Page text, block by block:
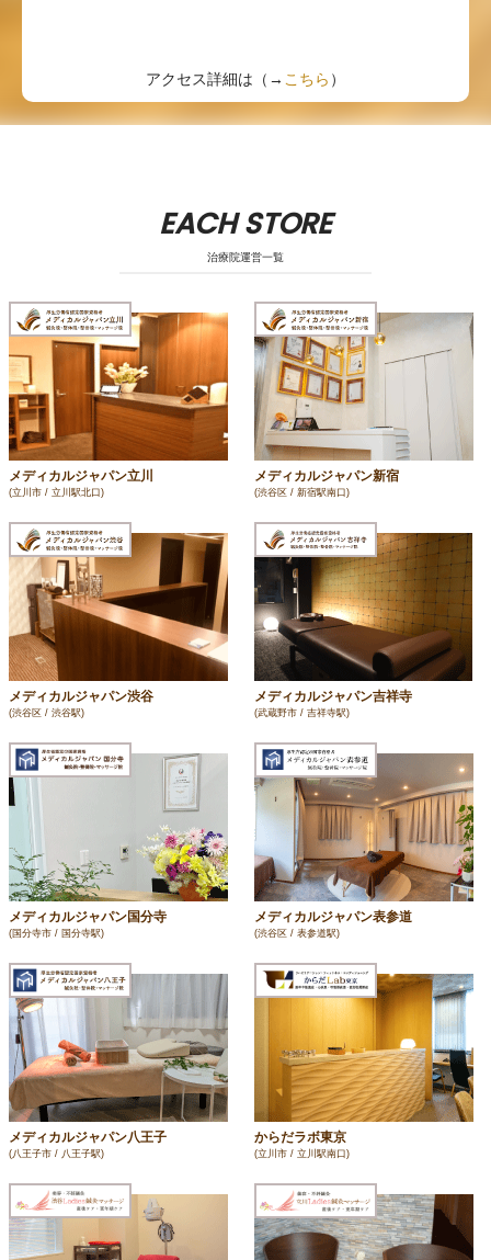
アクセス詳細は（→ こちら ）
EACH STORE
治療院運営一覧
メディカルジャパン立川
(立川市 / 立川駅北口)
メディカルジャパン新宿
(渋谷区 / 新宿駅南口)
メディカルジャパン渋谷
(渋谷区 / 渋谷駅)
メディカルジャパン吉祥寺
(武蔵野市 / 吉祥寺駅)
メディカルジャパン国分寺
(国分寺市 / 国分寺駅)
メディカルジャパン表参道
(渋谷区 / 表参道駅)
メディカルジャパン八王子
(八王子市 / 八王子駅)
からだラボ東京
(立川市 / 立川駅南口)